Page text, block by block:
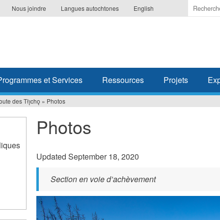
Nous joindre Langues autochtones English
Indiquer
les
et Services Ressources Projets
des Tłı̨chǫ » Photos
Photos
Updated September 18, 2020
Section en voie d’achèvement
n